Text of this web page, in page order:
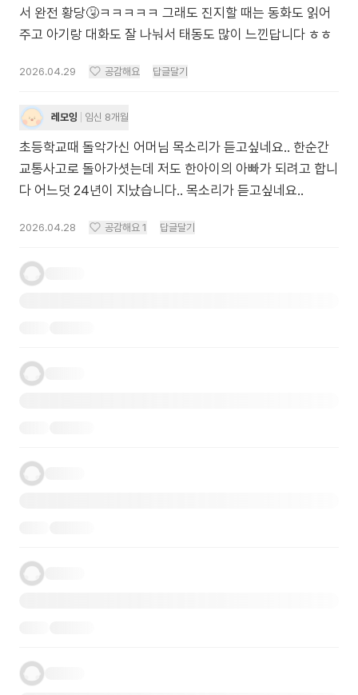
서 완전 황당🤧ㅋㅋㅋㅋㅋ 그래도 진지할 때는 동화도 읽어
주고 아기랑 대화도 잘 나눠서 태동도 많이 느낀답니다 ㅎㅎ
2026.04.29 공감해요 답글달기
레모잉 임신 8개월
초등학교때 돌악가신 어머님 목소리가 듣고싶네요.. 한순간
교통사고로 돌아가셧는데 저도 한아이의 아빠가 되려고 합니
다 어느덧 24년이 지났습니다.. 목소리가 듣고싶네요..
2026.04.28 공감해요 1 답글달기